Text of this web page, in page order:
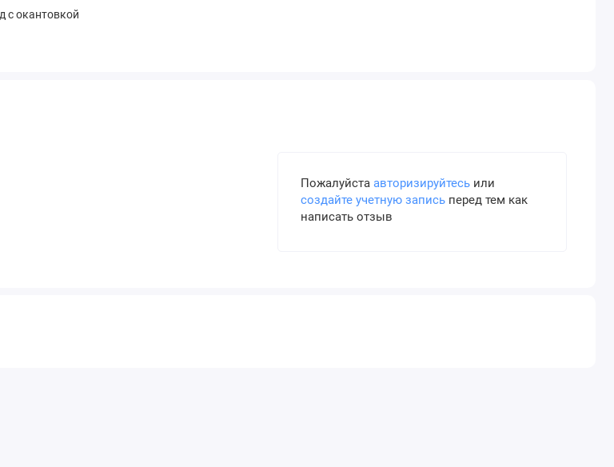
Пожалуйста авторизируйтесьили
создайте учетную записьперед тем как
написать отзыв